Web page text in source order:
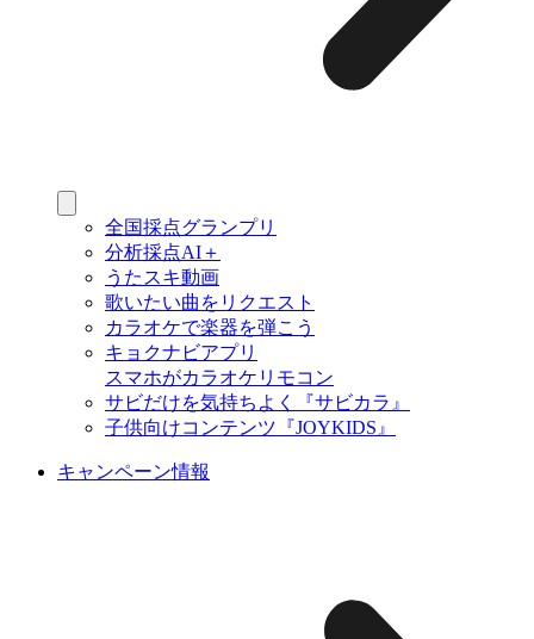
全国採点グランプリ
分析採点AI＋
うたスキ動画
歌いたい曲をリクエスト
カラオケで楽器を弾こう
キョクナビアプリ
スマホがカラオケリモコン
サビだけを気持ちよく『サビカラ』
子供向けコンテンツ『JOYKIDS』
キャンペーン情報